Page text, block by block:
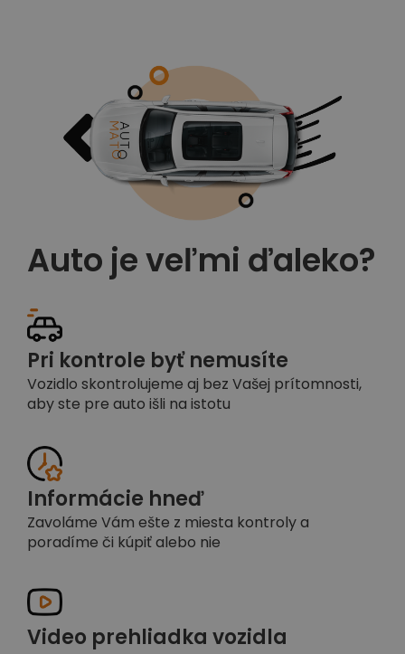
Auto je veľmi ďaleko?
Pri kontrole byť nemusíte
Vozidlo skontrolujeme aj bez Vašej prítomnosti,
aby ste pre auto išli na istotu
Informácie hneď
Zavoláme Vám ešte z miesta kontroly a
poradíme či kúpiť alebo nie
Video prehliadka vozidla